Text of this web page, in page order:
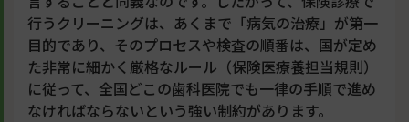
行うクリーニングは、あくまで「病気の治療」が第一
目的であり、そのプロセスや検査の順番は、国が定め
た非常に細かく厳格なルール（保険医療養担当規則）
に従って、全国どこの歯科医院でも一律の手順で進め
なければならないという強い制約があります。